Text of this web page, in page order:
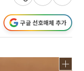
구글 선호매체 추가